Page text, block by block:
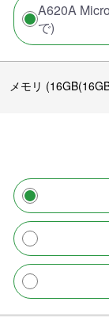
A620A
で)
メモリ